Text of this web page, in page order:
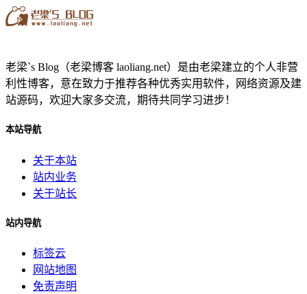
老梁`s Blog（老梁博客 laoliang.net）是由老梁建立的个人非营
利性博客，意在致力于推荐各种优秀实用软件，网络资源及建
站源码，欢迎大家多交流，期待共同学习进步！
本站导航
关于本站
站内业务
关于站长
站内导航
标签云
网站地图
免责声明